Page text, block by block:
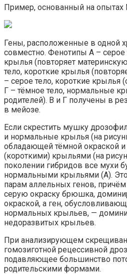
Пример, основанный на опытах
Гены, расположенные в одной
совместно. Фенотипы А –
крылья (повторяет
тело, короткие крылья
– серое тело, короткие крылья
Г – тёмное тело, нормальные
родителей). В и Г получены в
в мейозе.
Если скрестить мушку
и нормальные крылья (на
обладающей тёмной окраской
(короткими) крыльями (на
поколении гибридов все мухи
нормальными крыльями (А).
парам аллельных генов,
серую окраску брюшка,
окраской, а ген,
нормальных крыльев, —
недоразвитых крыльев.
При анализирующем
гомозиготной рецессивной
подавляющее большинство
родительскими формами.